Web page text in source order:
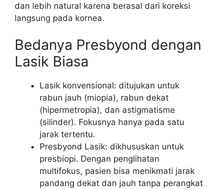
dan lebih natural karena berasal dari koreksi
langsung pada kornea.
Bedanya Presbyond dengan
Lasik Biasa
Lasik konvensional: ditujukan untuk
rabun jauh (miopia), rabun dekat
(hipermetropia), dan astigmatisme
(silinder). Fokusnya hanya pada satu
jarak tertentu.
Presbyond Lasik: dikhususkan untuk
presbiopi. Dengan penglihatan
multifokus, pasien bisa menikmati jarak
pandang dekat dan jauh tanpa perangkat